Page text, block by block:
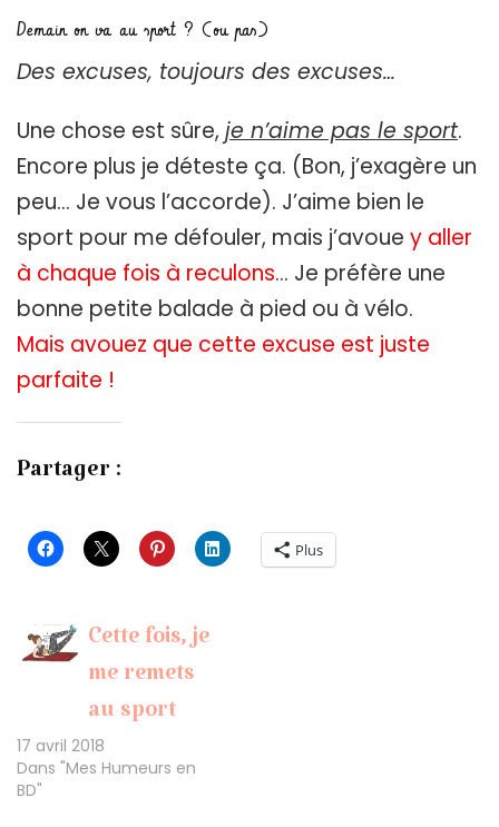
Demain on va au sport ? (ou pas)
Des excuses, toujours des excuses…
Une chose est sûre, je n’aime pas le sport.
Encore plus je déteste ça. (Bon, j’exagère un
peu… Je vous l’accorde). J’aime bien le
sport pour me défouler, mais j’avoue y aller
à chaque fois à reculons… Je préfère une
bonne petite balade à pied ou à vélo.
Mais avouez que cette excuse est juste
parfaite !
Partager :
Plus
Cette fois, je
me remets
au sport
17 avril 2018
Dans "Mes Humeurs en
BD"